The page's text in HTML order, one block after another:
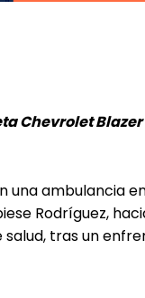
Chevrolet
una ambulancia
Rodríguez,
tras un